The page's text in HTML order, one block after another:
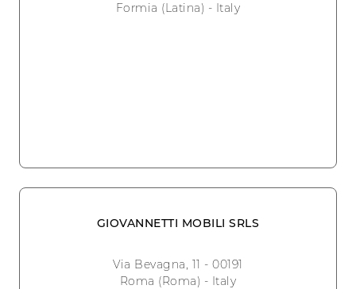
Formia (Latina) - Italy
GIOVANNETTI MOBILI SRLS
Via Bevagna, 11 - 00191
Roma (Roma) - Italy